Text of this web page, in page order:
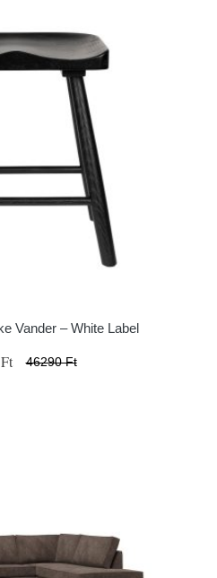
Vander – White Label
46290 Ft